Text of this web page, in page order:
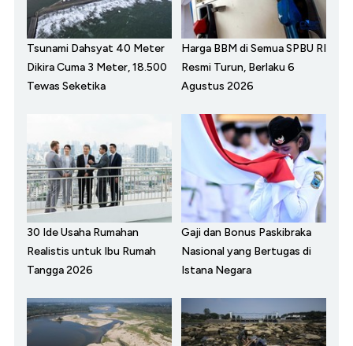
Tsunami Dahsyat 40 Meter
Dikira Cuma 3 Meter, 18.500
Tewas Seketika
Harga BBM di Semua SPBU RI
Resmi Turun, Berlaku 6
Agustus 2026
30 Ide Usaha Rumahan
Realistis untuk Ibu Rumah
Tangga 2026
Gaji dan Bonus Paskibraka
Nasional yang Bertugas di
Istana Negara